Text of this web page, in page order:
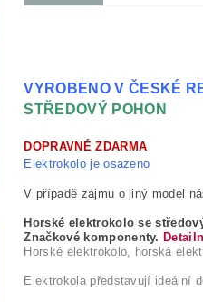
VYROBENO V ČESKÉ
STŘEDOVÝ POHON
DOPRAVNÉ ZDARMA
Elektrokolo je osazeno
V případě zájmu o jiný model
Horské elektrokolo se
Značkové komponenty.
Horské elektrokolo, horská
Elektrokola představují ideální